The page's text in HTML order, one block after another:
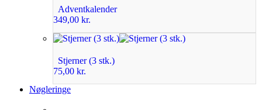
Adventkalender
349,00 kr.
Stjerner (3 stk.)
75,00 kr.
Nøgleringe